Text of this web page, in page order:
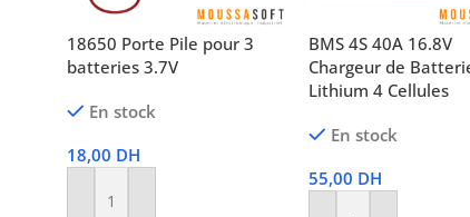
18650 Porte Pile pour 3
batteries 3.7V
En stock
18,00 DH
Ajouter Au Panier
BMS 4S 40A 16.8V
Chargeur de
Lithium 4 Cellules
En stock
55,00 DH